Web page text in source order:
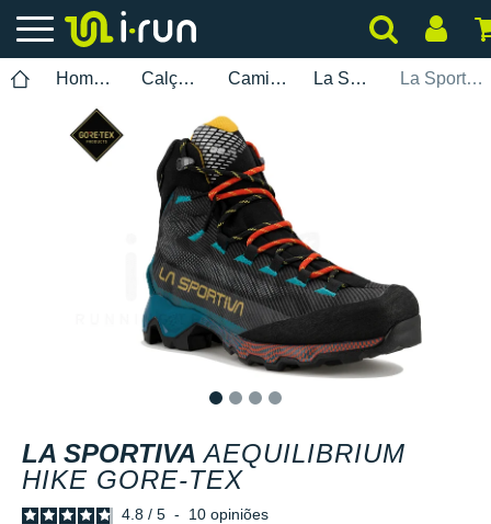
Homem Calçados Caminhada La Sportiva La Sportiva Aequilibrium Hike Gore-Tex
LA SPORTIVA AEQUILIBRIUM
HIKE GORE-TEX
4.8 / 5 - 10 opiniões